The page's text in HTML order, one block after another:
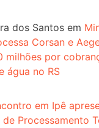
dos Santos em
Corsan e
milhões por
água no RS
em Ipê
Processamento